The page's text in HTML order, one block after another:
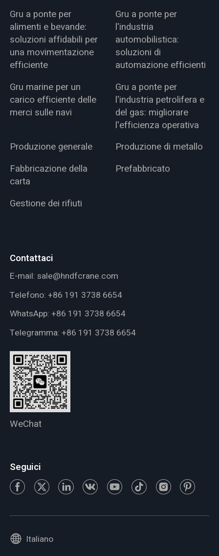
Gru a ponte per
alimenti e bevande:
soluzioni affidabili per
una movimentazione
efficiente
Gru a ponte per
l'industria
automobilistica:
soluzioni di
automazione efficienti
Gru marine per un
carico efficiente delle
merci sulle navi
Gru a ponte per
l'industria petrolifera e
del gas: migliorare
l'efficienza operativa
Produzione generale
Produzione di metallo
Fabbricazione della
carta
Prefabbricato
Gestione dei rifiuti
Contattaci
E-mail: sale@hndfcrane.com
Telefono: +86 191 3738 6654
WhatsApp: +86 191 3738 6654
Telegramma: +86 191 3738 6654
WeChat
Seguici
Italiano